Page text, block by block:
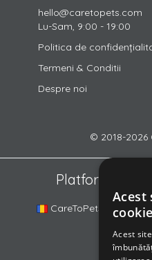
hello@caretopets.com
Lu-Sam, 9:00 - 19:00
Politica de
Termeni & Conditii
Despre noi
© 2018-2026
Platformele
CareToPets.com
Acest
Acest